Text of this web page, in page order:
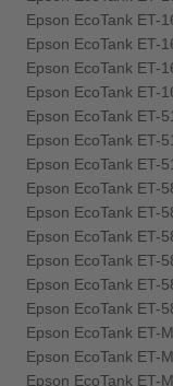
Epson EcoTank ET-
Epson EcoTank ET-
Epson EcoTank ET-
Epson EcoTank ET-
Epson EcoTank ET-
Epson EcoTank ET-
Epson EcoTank ET-
Epson EcoTank ET-
Epson EcoTank ET-
Epson EcoTank ET-
Epson EcoTank ET-
Epson EcoTank ET-
Epson EcoTank ET-
Epson EcoTank ET-
Epson EcoTank ET-
Epson EcoTank ET-